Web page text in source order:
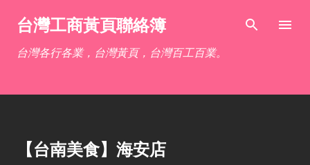
跳到主要內容
台灣工商黃頁聯絡簿
台灣各行各業，台灣黃頁，台灣百工百業。
【台南美食】海安店